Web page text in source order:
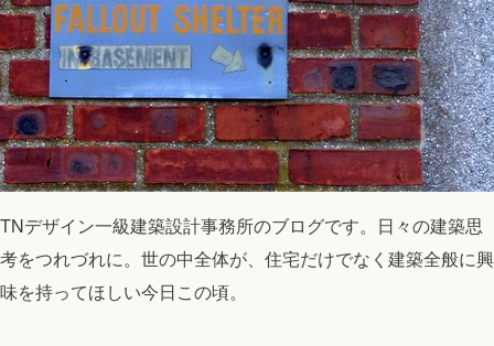
TNデザイン一級建築設計事務所のブログです。日々の建築思
考をつれづれに。世の中全体が、住宅だけでなく建築全般に興
味を持ってほしい今日この頃。